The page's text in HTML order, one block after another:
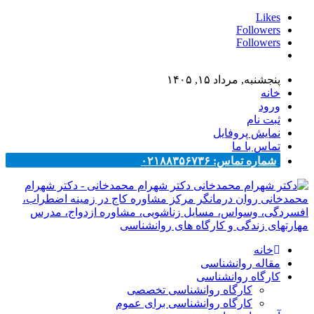
Likes
Followers
Followers
پنجشنبه, مرداد ۱۵, ۱۴۰۵
خانه
ورود
ثبت نام
نمایش پروفایل
تماس با ما
شماره تماس: ۰۲۱۸۸۳۵۶۷۳۶
دکتر شهرام محمدخانی - دکتر شهرام
محمدخانی روان درمانگر مرکز مشاوره کاج در زمینه اضطراب،
افسردگی، وسواس، مسایل زناشویی، مشاوره ازدواج، مدرس
مهارتهای زندگی و کارگاه های روانشناسی
خانه
مقاله روانشناسی
کارگاه روانشناسی
کارگاه روانشناسی تخصصی
کارگاه روانشناسی برای عموم